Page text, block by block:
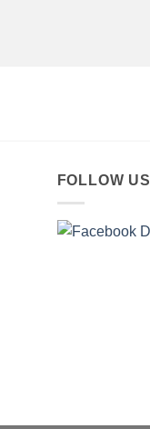
FOLLOW US